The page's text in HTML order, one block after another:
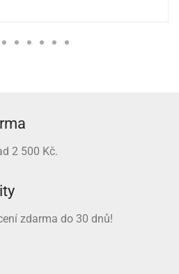
2 500 Kč.
zdarma do 30 dnů!